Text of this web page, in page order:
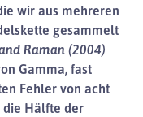
wir aus mehreren
gesammelt
Raman (2004)
Gamma, fast
Fehler von acht
die Hälfte der